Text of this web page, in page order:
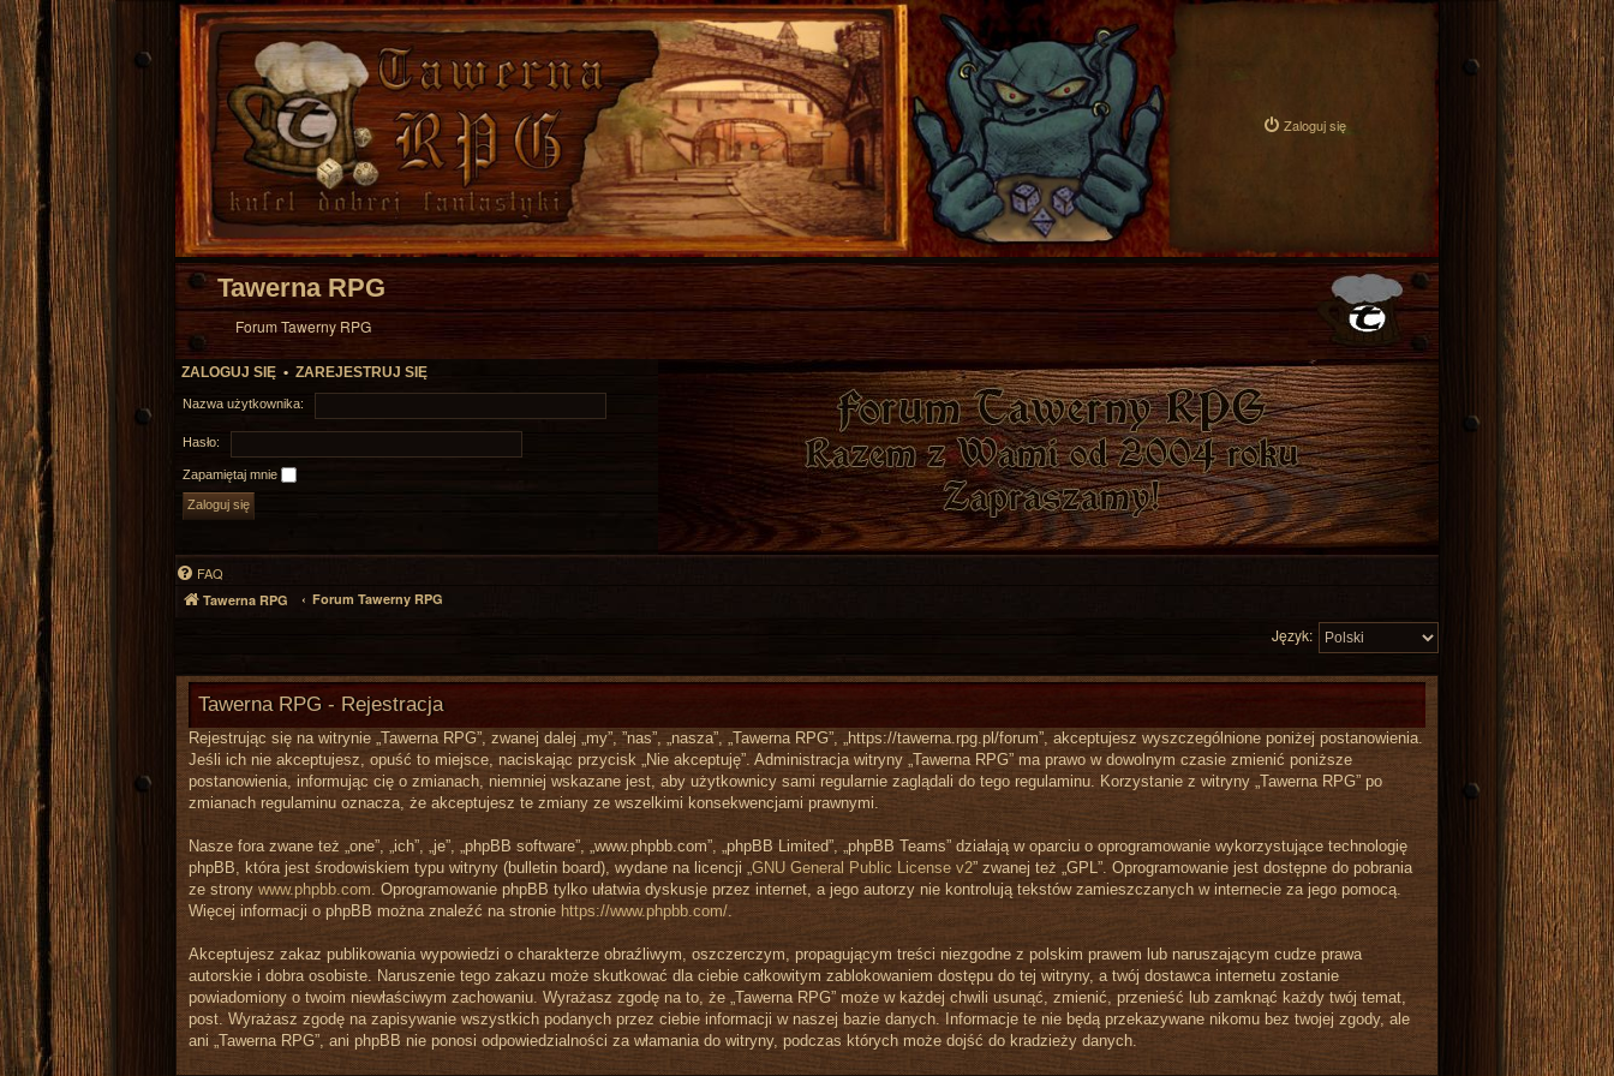
Zaloguj się
Tawerna RPG
Forum Tawerny RPG
ZALOGUJ SIĘ • ZAREJESTRUJ SIĘ
Nazwa użytkownika:
Hasło:
Zapamiętaj mnie
FAQ
Tawerna RPG Forum Tawerny RPG
Język:
Tawerna RPG - Rejestracja
Rejestrując się na witrynie „Tawerna RPG”, zwanej dalej „my”, ”nas”, „nasza”, „Tawerna RPG”, „https://tawerna.rpg.pl/forum”, akceptujesz wyszczególnione poniżej postanowienia.
Jeśli ich nie akceptujesz, opuść to miejsce, naciskając przycisk „Nie akceptuję”. Administracja witryny „Tawerna RPG” ma prawo w dowolnym czasie zmienić poniższe
postanowienia, informując cię o zmianach, niemniej wskazane jest, aby użytkownicy sami regularnie zaglądali do tego regulaminu. Korzystanie z witryny „Tawerna RPG” po
zmianach regulaminu oznacza, że akceptujesz te zmiany ze wszelkimi konsekwencjami prawnymi.
Nasze fora zwane też „one”, „ich”, „je”, „phpBB software”, „www.phpbb.com”, „phpBB Limited”, „phpBB Teams” działają w oparciu o oprogramowanie wykorzystujące technologię
phpBB, która jest środowiskiem typu witryny (bulletin board), wydane na licencji „GNU General Public License v2” zwanej też „GPL”. Oprogramowanie jest dostępne do pobrania
ze strony www.phpbb.com. Oprogramowanie phpBB tylko ułatwia dyskusje przez internet, a jego autorzy nie kontrolują tekstów zamieszczanych w internecie za jego pomocą.
Więcej informacji o phpBB można znaleźć na stronie https://www.phpbb.com/.
Akceptujesz zakaz publikowania wypowiedzi o charakterze obraźliwym, oszczerczym, propagującym treści niezgodne z polskim prawem lub naruszającym cudze prawa
autorskie i dobra osobiste. Naruszenie tego zakazu może skutkować dla ciebie całkowitym zablokowaniem dostępu do tej witryny, a twój dostawca internetu zostanie
powiadomiony o twoim niewłaściwym zachowaniu. Wyrażasz zgodę na to, że „Tawerna RPG” może w każdej chwili usunąć, zmienić, przenieść lub zamknąć każdy twój temat,
post. Wyrażasz zgodę na zapisywanie wszystkich podanych przez ciebie informacji w naszej bazie danych. Informacje te nie będą przekazywane nikomu bez twojej zgody, ale
ani „Tawerna RPG”, ani phpBB nie ponosi odpowiedzialności za włamania do witryny, podczas których może dojść do kradzieży danych.